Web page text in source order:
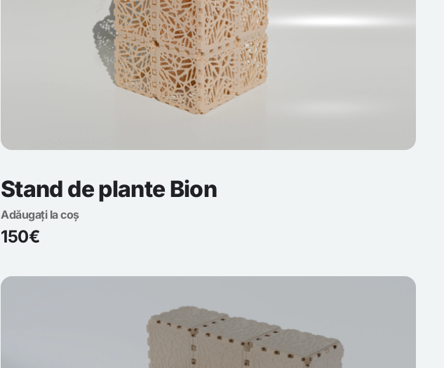
Stand de plante Bion
Adăugați la coș
150€